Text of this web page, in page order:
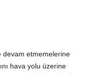
devam etmemelerine
hava yolu üzerine